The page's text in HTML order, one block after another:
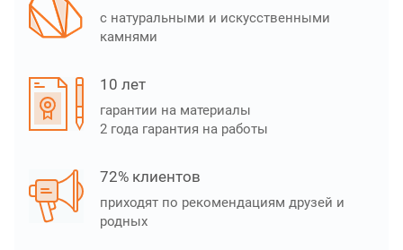
с натуральными и искусственными
камнями
10 лет
гарантии на материалы
2 года гарантия на работы
72% клиентов
приходят по рекомендациям друзей и
родных